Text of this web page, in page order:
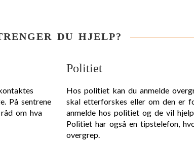
DU HJELP?
På sentrene
om hva
Politiet
Hos politiet kan du anmelde
skal etterforskes eller om den er
anmelde hos politiet og de vil
Politiet har også en tipstelefon,
overgrep.